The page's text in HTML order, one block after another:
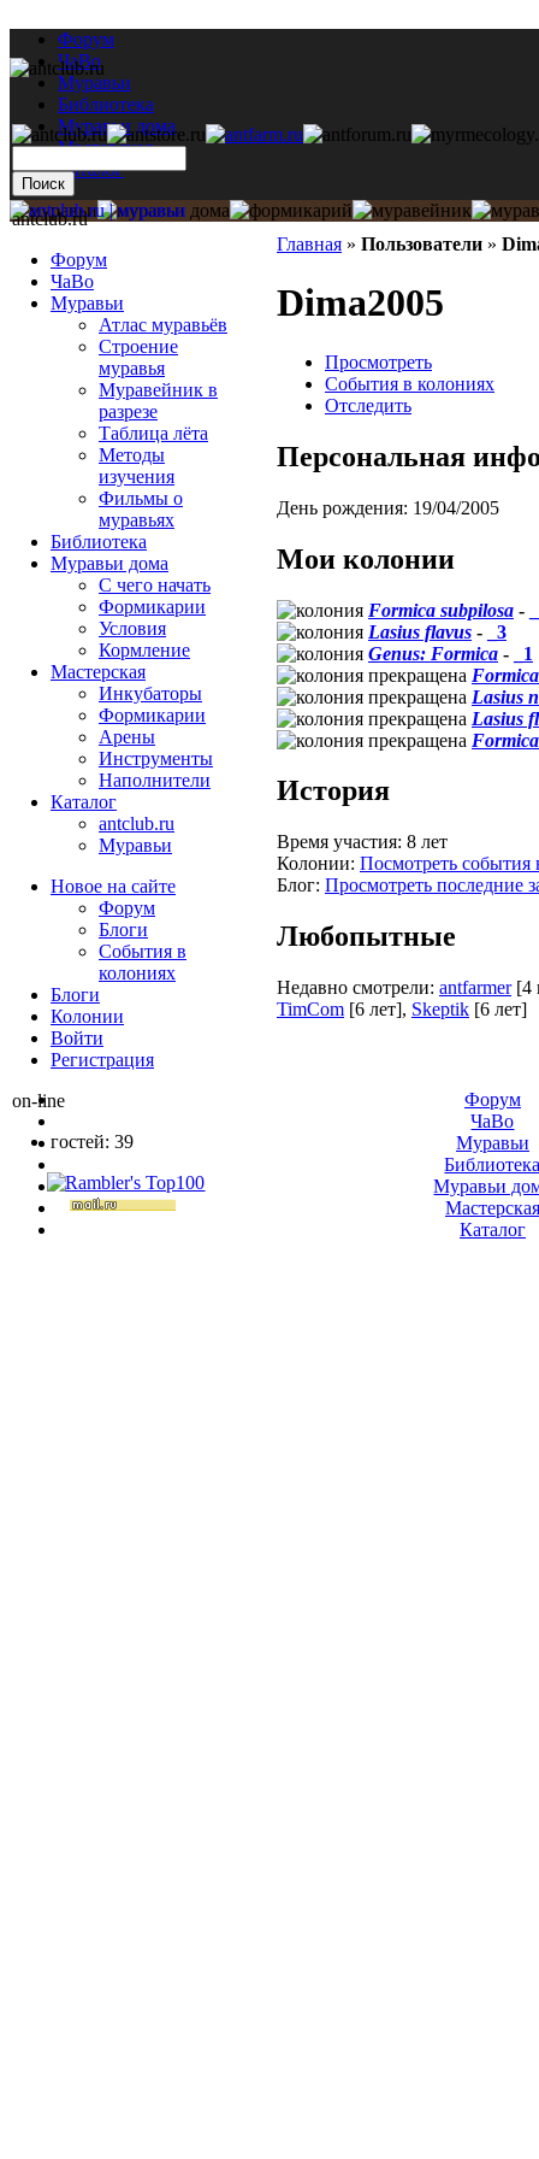
Форум
ЧаВо
Муравьи
Библиотека
Муравьи дома
Мастерская
Каталог
Главная » Пользователи »
Dima2005
Просмотреть
События в колониях
Отследить
Персональная
День рождения: 19/04/2005
Мои колонии
Formica subpilosa -
Lasius flavus -
_3
Genus: Formica -
_1
Lasius
Lasius
История
Время участия: 8 лет
Колонии: Посмотреть события
Блог: Просмотреть последние
Любопытные
Недавно смотрели: antfarmer [4
TimCom [6 лет], Skeptik [6 лет]
antclub.ru
Форум
ЧаВо
Муравьи
Атлас муравьёв
Строение
муравья
Муравейник в
разрезе
Таблица лёта
Методы
изучения
Фильмы о
муравьях
Библиотека
Муравьи дома
С чего начать
Формикарии
Условия
Кормление
Мастерская
Инкубаторы
Формикарии
Арены
Инструменты
Наполнители
Каталог
antclub.ru
Муравьи
Новое на сайте
Форум
Блоги
События в
колониях
Блоги
Колонии
Войти
Peгиcтpaция
on-line
гостей: 39
Форум
ЧаВо
Муравьи
Муравьи
Мастерская
Каталог